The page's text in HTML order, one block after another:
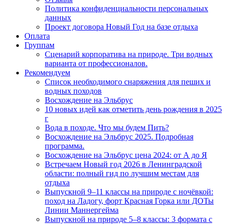
Политика конфиденциальности персональных
данных
Проект договора Новый Год на базе отдыха
Оплата
Группам
Сценарий корпоратива на природе. Три водных
варианта от профессионалов.
Рекомендуем
Список необходимого снаряжения для пеших и
водных походов
Восхождение на Эльбрус
10 новых идей как отметить день рождения в 2025
г
Вода в походе. Что мы будем Пить?
Восхождение на Эльбрус 2025. Подробная
программа.
Восхождение на Эльбрус цена 2024: от А до Я
Встречаем Новый год 2026 в Ленинградской
области: полный гид по лучшим местам для
отдыха
Выпускной 9–11 классы на природе с ночёвкой:
поход на Ладогу, форт Красная Горка или ДОТы
Линии Маннергейма
Выпускной на природе 5–8 классы: 3 формата с